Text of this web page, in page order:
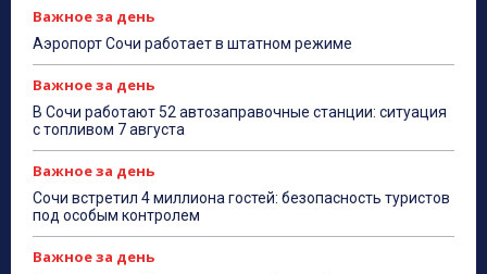
Важное за день
Аэропорт Сочи работает в штатном режиме
Важное за день
В Сочи работают 52 автозаправочные станции: ситуация
с топливом 7 августа
Важное за день
Сочи встретил 4 миллиона гостей: безопасность туристов
под особым контролем
Важное за день